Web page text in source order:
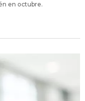
en octubre.